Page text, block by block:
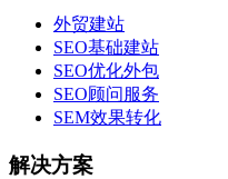
外贸建站
SEO基础建站
SEO优化外包
SEO顾问服务
SEM效果转化
解决方案